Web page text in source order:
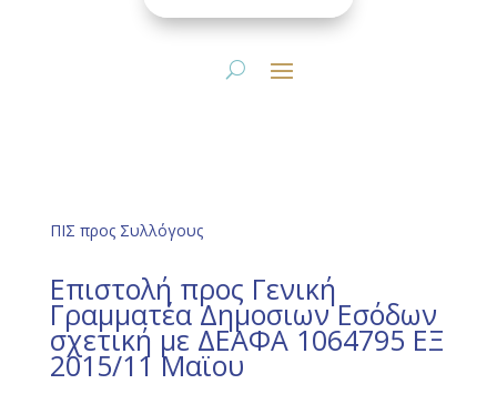
ΠΙΣ προς Συλλόγους
Επιστολή προς Γενική
Γραμματέα Δημοσιων Εσόδων
σχετική με ΔΕΑΦΑ 1064795 ΕΞ
2015/11 Μαϊου